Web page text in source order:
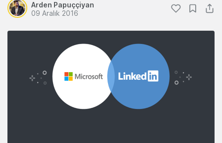
Arden Papuççiyan
09 Aralık 2016